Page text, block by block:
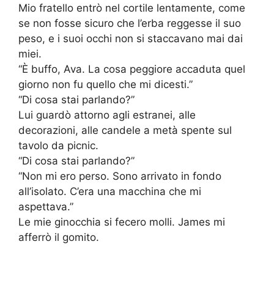
Mio fratello entrò nel cortile lentamente, come
se non fosse sicuro che l’erba reggesse il suo
peso, e i suoi occhi non si staccavano mai dai
miei.
“È buffo, Ava. La cosa peggiore accaduta quel
giorno non fu quello che mi dicesti.”
“Di cosa stai parlando?”
Lui guardò attorno agli estranei, alle
decorazioni, alle candele a metà spente sul
tavolo da picnic.
“Di cosa stai parlando?”
“Non mi ero perso. Sono arrivato in fondo
all’isolato. C’era una macchina che mi
aspettava.”
Le mie ginocchia si fecero molli. James mi
afferrò il gomito.